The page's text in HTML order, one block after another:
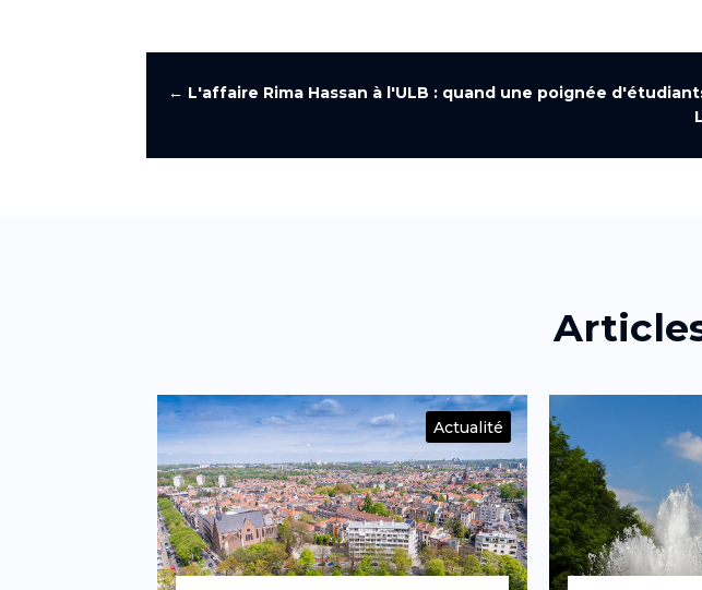
← L'affaire Rima Hassan à l'ULB : quand une poignée
Actualité